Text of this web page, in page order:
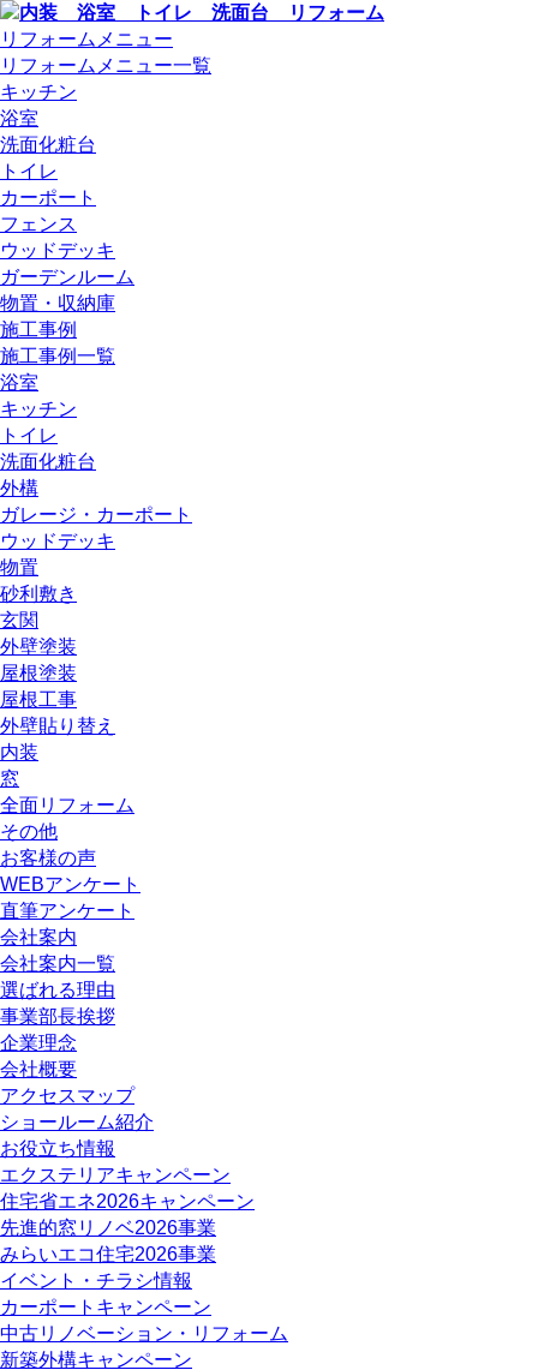
リフォームメニュー
リフォームメニュー一覧
キッチン
浴室
洗面化粧台
トイレ
カーポート
フェンス
ウッドデッキ
ガーデンルーム
物置・収納庫
施工事例
施工事例一覧
浴室
キッチン
トイレ
洗面化粧台
外構
ガレージ・カーポート
ウッドデッキ
物置
砂利敷き
玄関
外壁塗装
屋根塗装
屋根工事
外壁貼り替え
内装
窓
全面リフォーム
その他
お客様の声
WEBアンケート
直筆アンケート
会社案内
会社案内一覧
選ばれる理由
事業部長挨拶
企業理念
会社概要
アクセスマップ
ショールーム紹介
お役立ち情報
エクステリアキャンペーン
住宅省エネ2026キャンペーン
先進的窓リノベ2026事業
みらいエコ住宅2026事業
イベント・チラシ情報
カーポートキャンペーン
中古リノベーション・リフォーム
新築外構キャンペーン